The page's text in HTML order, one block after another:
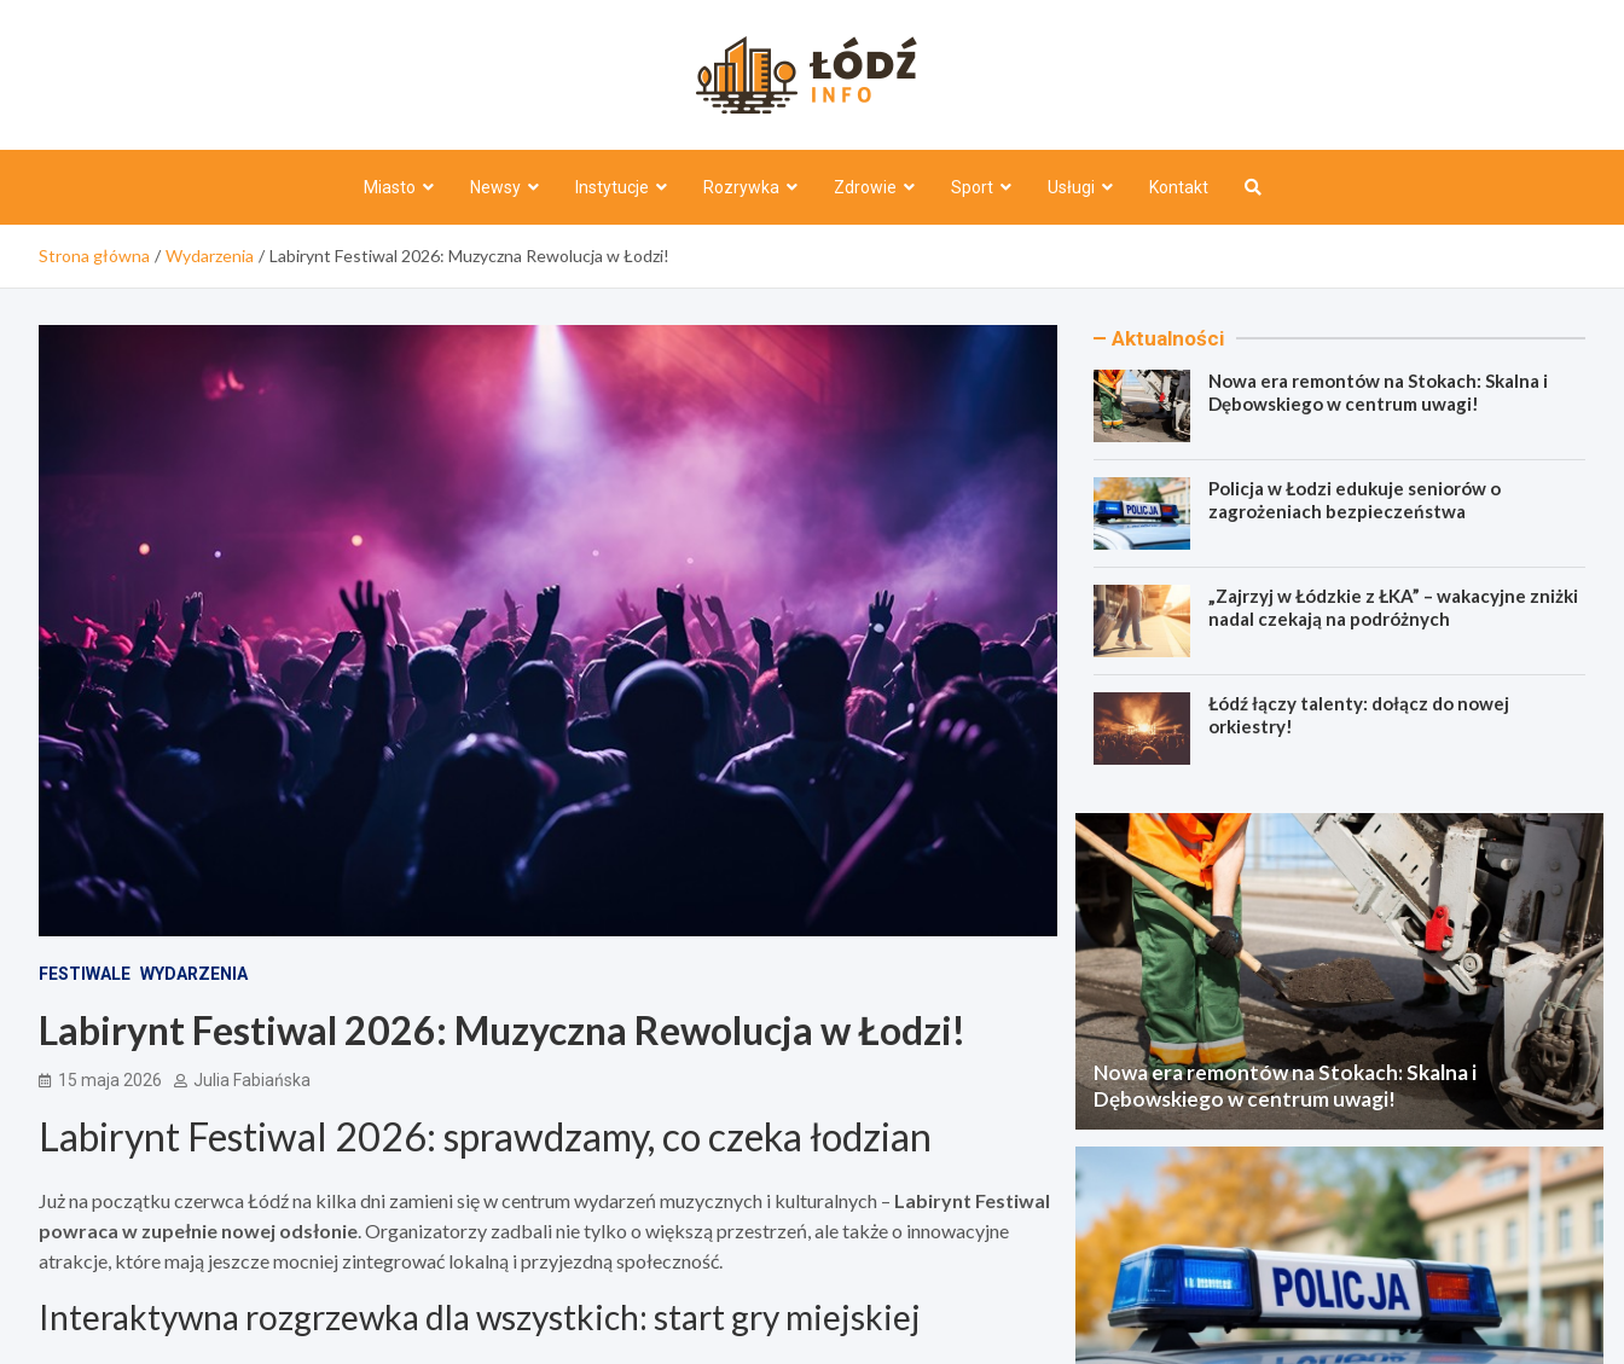
Miasto Newsy Instytucje Rozrywka Zdrowie Sport Usługi Kontakt
Strona główna Wydarzenia Labirynt Festiwal 2026: Muzyczna Rewolucja w Łodzi!
FESTIWALE WYDARZENIA
Labirynt Festiwal 2026: Muzyczna Rewolucja w Łodzi!
15 maja 2026 Julia Fabiańska
Labirynt Festiwal 2026: sprawdzamy, co czeka łodzian
Już na początku czerwca Łódź na kilka dni zamieni się w centrum wydarzeń muzycznych i kulturalnych – Labirynt Festiwal
powraca w zupełnie nowej odsłonie. Organizatorzy zadbali nie tylko o większą przestrzeń, ale także o innowacyjne
atrakcje, które mają jeszcze mocniej zintegrować lokalną i przyjezdną społeczność.
Interaktywna rozgrzewka dla wszystkich: start gry miejskiej
Aktualności
Nowa era remontów na Stokach: Skalna i
Dębowskiego w centrum uwagi!
Policja w Łodzi edukuje seniorów o
zagrożeniach bezpieczeństwa
„Zajrzyj w Łódzkie z ŁKA” – wakacyjne zniżki
nadal czekają na podróżnych
Łódź łączy talenty: dołącz do nowej
orkiestry!
Nowa era remontów na Stokach: Skalna i
Dębowskiego w centrum uwagi!